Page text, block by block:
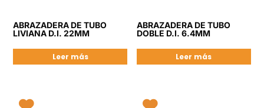
ABRAZADERA DE TUBO
LIVIANA D.I. 22MM
Leer más
ABRAZADERA DE TUBO
DOBLE D.I. 6.4MM
Leer más